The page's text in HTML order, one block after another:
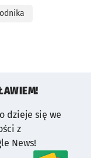
dzieje się we
z
News!